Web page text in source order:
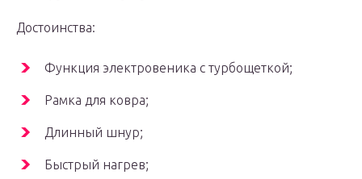
Достоинства:
Функция электровеника с турбощеткой;
Рамка для ковра;
Длинный шнур;
Быстрый нагрев;